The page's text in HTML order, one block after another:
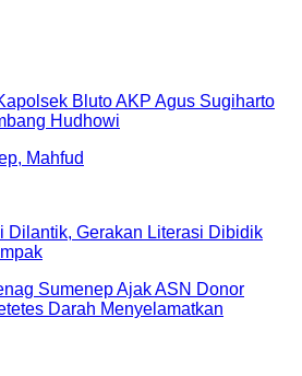
Bluto AKP Agus Sugiharto
Hudhowi
Dilantik, Gerakan Literasi Dibidik